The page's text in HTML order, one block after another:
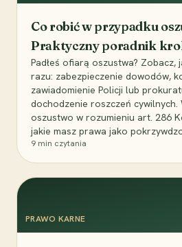
Co robić w przypadku
Praktyczny poradnik
Padłeś ofiarą oszustwa? Zobacz,
razu: zabezpieczenie dowodów,
zawiadomienie Policji lub
dochodzenie roszczeń cywilnych.
oszustwo w rozumieniu art. 286
jakie masz prawa jako
9 min czytania
PRAWO KARNE